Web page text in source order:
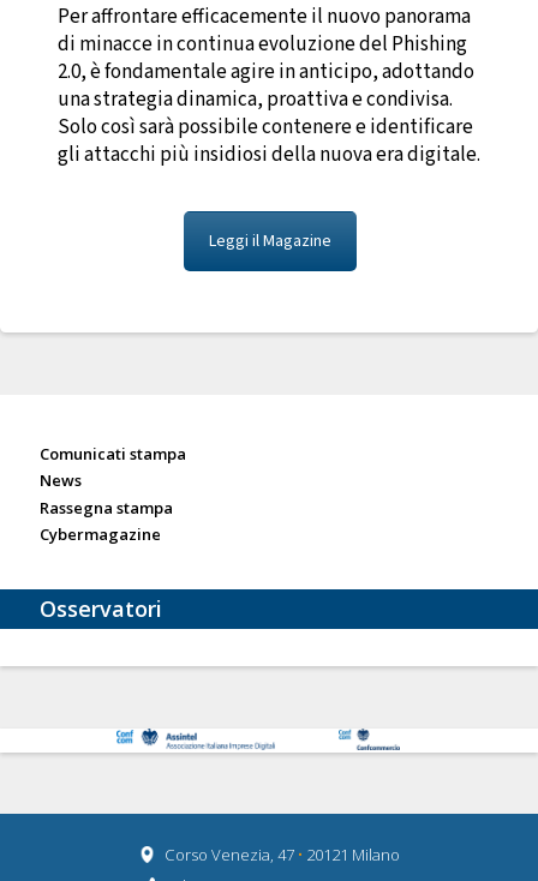
Per affrontare efficacemente il nuovo panorama
di minacce in continua evoluzione del Phishing
2.0, è fondamentale agire in anticipo, adottando
una strategia dinamica, proattiva e condivisa.
Solo così sarà possibile contenere e identificare
gli attacchi più insidiosi della nuova era digitale.
Leggi il Magazine
Comunicati stampa
News
Rassegna stampa
Cybermagazine
Osservatori
Corso Venezia, 47 • 20121 Milano